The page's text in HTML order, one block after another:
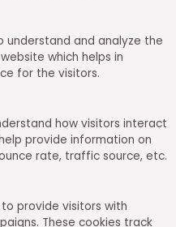
understand and analyze the
which helps in
for the visitors.
how visitors interact
provide information on
rate, traffic source, etc.
provide visitors with
These cookies track